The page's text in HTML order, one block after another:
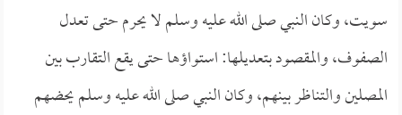
سويت، وكان النبي صلى الله عليه وسلم لا يحرم حتى تعدل
الصفوف، والمقصود بتعديلها: استواؤها حتى يقع التقارب بين
المصلين والتناظر بينهم، وكان النبي صلى الله عليه وسلم يحضهم